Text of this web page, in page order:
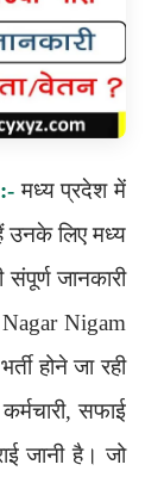
मध्य प्रदेश में
हैं उनके लिए मध्य
जानकारी
Nigam
होने जा रही
सफाई
जानी है। जो